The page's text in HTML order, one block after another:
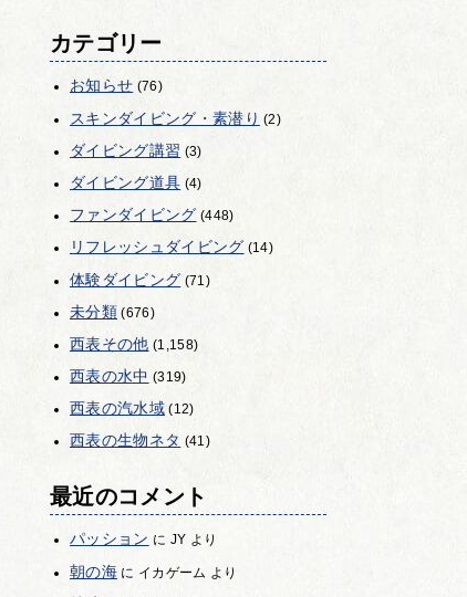
カテゴリー
お知らせ (76)
スキンダイビング・素潜り (2)
ダイビング講習 (3)
ダイビング道具 (4)
ファンダイビング (448)
リフレッシュダイビング (14)
体験ダイビング (71)
未分類(676)
西表その他 (1,158)
西表の水中 (319)
西表の汽水域(12)
西表の生物ネタ (41)
最近のコメント
パッション に JY より
朝の海に イカゲーム より